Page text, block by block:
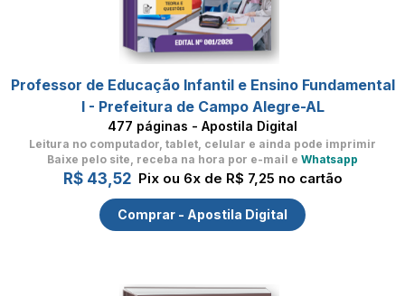
Professor de Educação Infantil e Ensino Fundamental
I - Prefeitura de Campo Alegre-AL
477 páginas - Apostila Digital
Leitura no computador, tablet, celular e ainda pode imprimir
Baixe pelo site, receba na hora por e-mail e Whatsapp
R$ 43,52 Pix ou 6x de R$ 7,25 no cartão
Comprar - Apostila Digital